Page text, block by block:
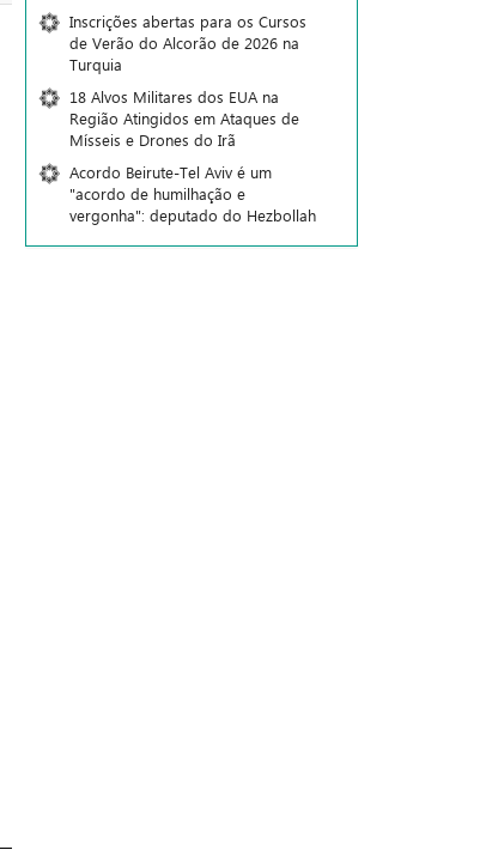
Inscrições abertas para os Cursos
de Verão do Alcorão de 2026 na
Turquia
18 Alvos Militares dos EUA na
Região Atingidos em Ataques de
Mísseis e Drones do Irã
Acordo Beirute-Tel Aviv é um
"acordo de humilhação e
vergonha": deputado do Hezbollah